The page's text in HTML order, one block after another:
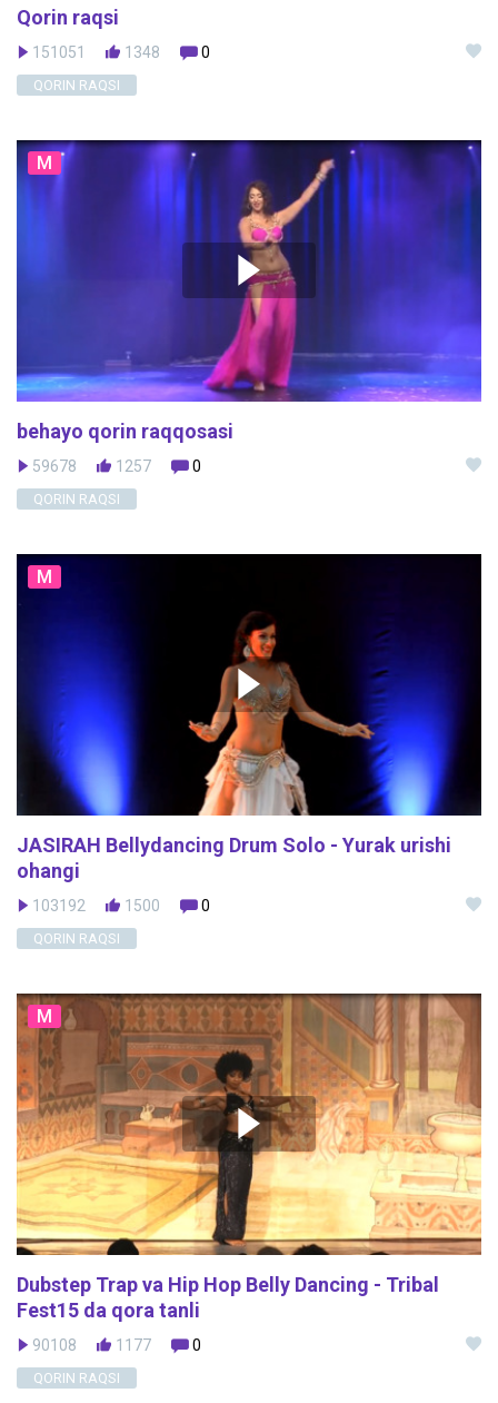
Qorin raqsi
151051 1348 0
QORIN RAQSI
M
behayo qorin raqqosasi
59678 1257 0
QORIN RAQSI
M
JASIRAH Bellydancing Drum Solo - Yurak urishi
ohangi
103192 1500 0
QORIN RAQSI
M
Dubstep Trap va Hip Hop Belly Dancing - Tribal
Fest15 da qora tanli
90108 1177 0
QORIN RAQSI